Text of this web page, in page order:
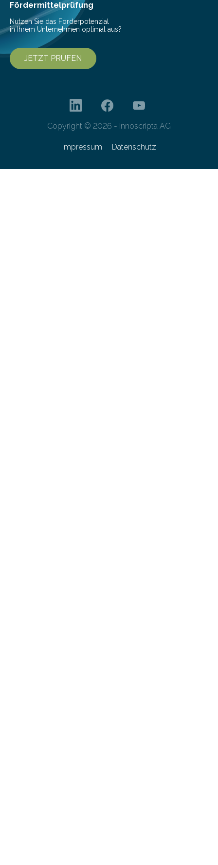
Fördermittelprüfung
Nutzen Sie das Förderpotenzial
in Ihrem Unternehmen optimal aus?
JETZT PRÜFEN
Copyright © 2026 - innoscripta AG
Impressum Datenschutz